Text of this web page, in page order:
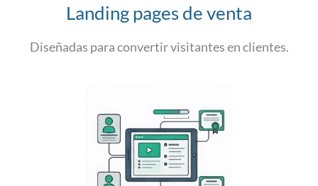
Landing pages de venta
Diseñadas para convertir visitantes en clientes.